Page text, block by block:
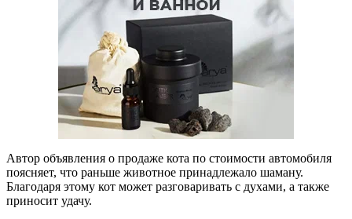
Автор объявления о продаже кота по стоимости автомобиля
поясняет, что раньше животное принадлежало шаману.
Благодаря этому кот может разговаривать с духами, а также
приносит удачу.